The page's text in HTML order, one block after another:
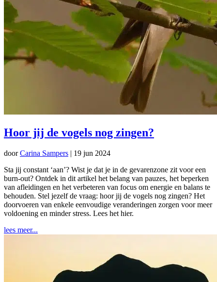
Hoor jij de vogels nog zingen?
doorCarina Sampers | 19 jun 2024
Sta jij constant ‘aan’? Wist je dat je in de gevarenzone zit voor een
burn-out? Ontdek in dit artikel het belang van pauzes, het beperken
van afleidingen en het verbeteren van focus om energie en balans te
behouden. Stel jezelf de vraag: hoor jij de vogels nog zingen? Het
doorvoeren van enkele eenvoudige veranderingen zorgen voor meer
voldoening en minder stress. Lees het hier.
lees meer...